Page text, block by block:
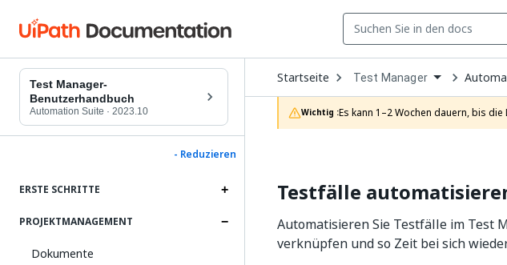
Test Manager-
Benutzerhandbuch
Automation Suite · 2023.10
- Reduzieren
ERSTE SCHRITTE
PROJEKTMANAGEMENT
Dokumente
Startseite Open
Dropdown
to
choose
product
Test Manager
Wichtig :Es kann 1–2 Wochen dauern, bis
Testfälle
Automatisieren Sie Testfälle im Test
verknüpfen und so Zeit bei sich